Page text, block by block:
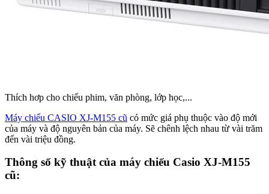
Thích hơp cho chiếu phim, văn phòng, lớp học,...
Máy chiếu CASIO XJ-M155 cũ có mức giá phụ thuộc vào độ mới
của máy và độ nguyên bản của máy. Sẽ chênh lệch nhau từ vài trăm
đến vài triệu đồng.
Thông số kỹ thuật của máy chiếu Casio XJ-M155
cũ: